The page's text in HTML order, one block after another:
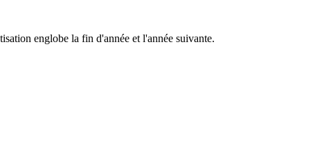
englobe la fin d'année et l'année suivante.